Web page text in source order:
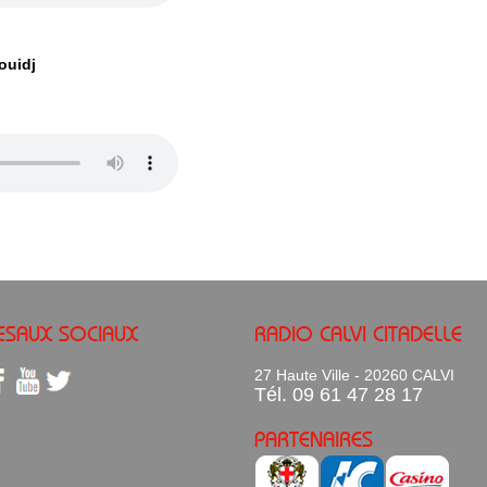
SOCIAUX RADIO CALVI CITADELLE
27 Haute Ville - 20260 CALVI
Tél. 09 61 47 28 17
PARTENAIRES